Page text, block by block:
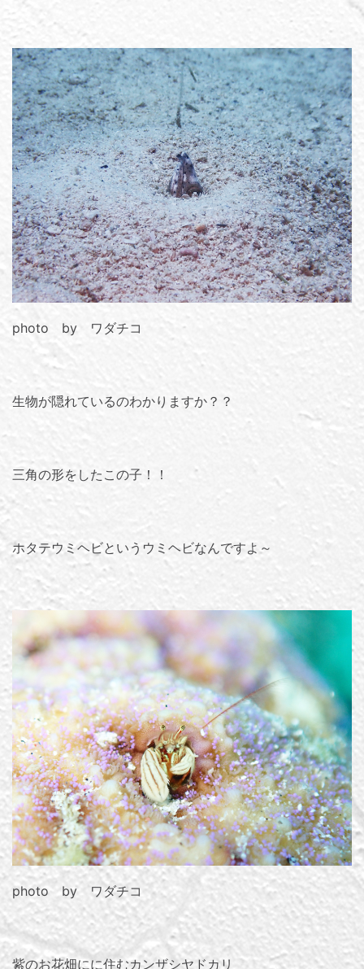
photo by ワダチコ
生物が隠れているのわかりますか？？
三角の形をしたこの子！！
ホタテウミヘビというウミヘビなんですよ～
photo by ワダチコ
紫のお花畑にに住むカンザシヤドカリ